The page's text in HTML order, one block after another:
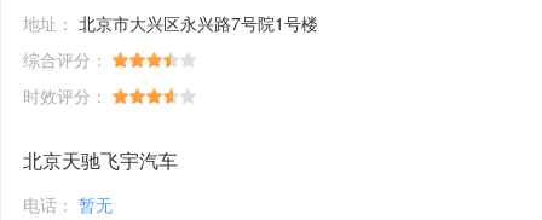
地址： 北京市大兴区永兴路7号院1号楼
综合评分：
时效评分：
北京天驰飞宇汽车
电话： 暂无